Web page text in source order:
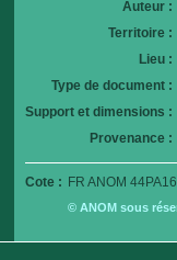
Auteur :
Territoire :
Lieu :
Type de document :
Support et dimensions :
Provenance :
Cote : FR ANOM
© ANOM sous